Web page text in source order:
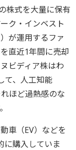
株式を大量に保有
ク・インベスト
が運用するファ
直近1年間に売却
ビディア株はわ
て、人工知能
ほど過熱感のな
車（EV）などを
に購入していま